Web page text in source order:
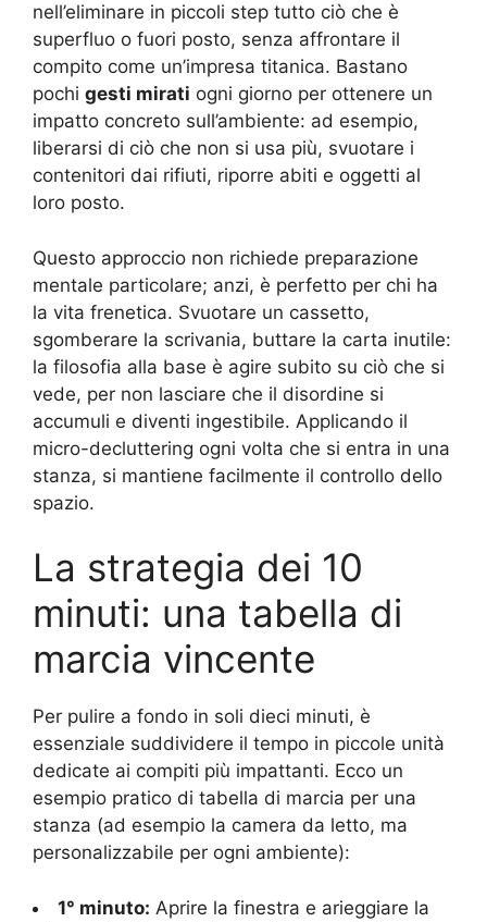
nell’eliminare in piccoli step tutto ciò che è
superfluo o fuori posto, senza affrontare il
compito come un’impresa titanica. Bastano
pochi gesti mirati ogni giorno per ottenere un
impatto concreto sull’ambiente: ad esempio,
liberarsi di ciò che non si usa più, svuotare i
contenitori dai rifiuti, riporre abiti e oggetti al
loro posto.
Questo approccio non richiede preparazione
mentale particolare; anzi, è perfetto per chi ha
la vita frenetica. Svuotare un cassetto,
sgomberare la scrivania, buttare la carta inutile:
la filosofia alla base è agire subito su ciò che si
vede, per non lasciare che il disordine si
accumuli e diventi ingestibile. Applicando il
micro-decluttering ogni volta che si entra in una
stanza, si mantiene facilmente il controllo dello
spazio.
La strategia dei 10
minuti: una tabella di
marcia vincente
Per pulire a fondo in soli dieci minuti, è
essenziale suddividere il tempo in piccole unità
dedicate ai compiti più impattanti. Ecco un
esempio pratico di tabella di marcia per una
stanza (ad esempio la camera da letto, ma
personalizzabile per ogni ambiente):
1° minuto: Aprire la finestra e arieggiare la